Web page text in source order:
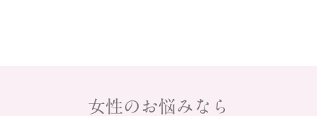
女性のお悩みなら